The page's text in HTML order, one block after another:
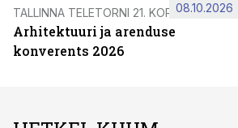
TALLINNA TELETORNI 21. KORRUSEL
Arhitektuuri ja arenduse
konverents 2026
08.10.2026